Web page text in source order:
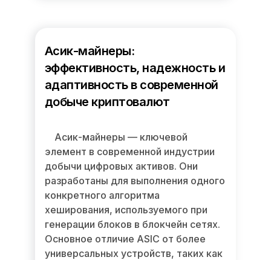
Асик-майнеры:
эффективность, надежность и
адаптивность в современной
добыче криптовалют
Асик-майнеры — ключевой
элемент в современной индустрии
добычи цифровых активов. Они
разработаны для выполнения одного
конкретного алгоритма
хеширования, используемого при
генерации блоков в блокчейн сетях.
Основное отличие ASIC от более
универсальных устройств, таких как